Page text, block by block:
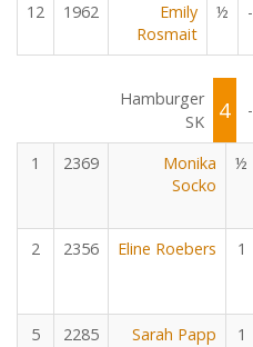
12 1962
Emily
Rosmait
½ -
Hamburger
SK
4 -
1
2369
Monika
Socko
½
2 2356 Eline Roebers 1
5 2285 Sarah Papp 1